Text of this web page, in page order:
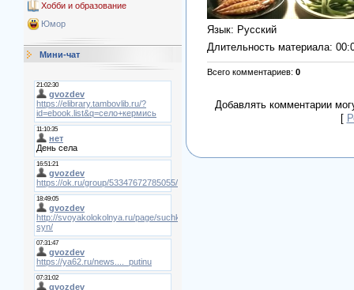
Хобби и образование
Юмор
Мини-чат
Язык: Русский
Длительность материала:
Всего комментариев: 0
Добавлять комментарии
[